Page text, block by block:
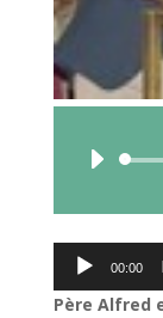
Lecteur
00:00
Père Alfred